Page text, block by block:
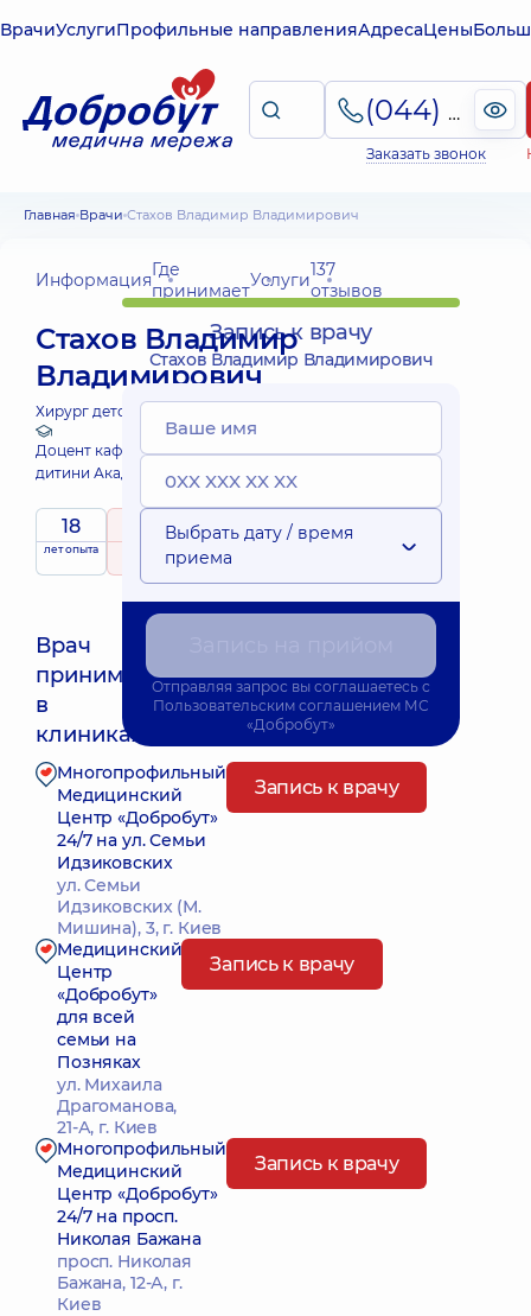
ВрачиУслугиПрофильные направленияАдресаЦены
(044) 495-2-888
Заказать звонок
Главная Врачи Стахов Владимир Владимирович
ИнформацияГде
принимаетУслуги137
отзывов
Стахов Владимир
Владимирович
Хирург детский;
Доцент кафедри здоров'я матері та
дитини Академії Добробут
18
лет опыта
5 / 5
137 отзывов
Врач
принимает
в
клиниках:
Ближайшее время приема: 10.08.2026 14:00
Многопрофильный
Медицинский
Центр «Добробут»
24/7 на ул. Семьи
Идзиковских
ул. Семьи
Идзиковских (М.
Мишина), 3, г. Киев
Запись к врачу
Медицинский
Центр
«Добробут»
для всей
семьи на
Позняках
ул. Михаила
Драгоманова,
21-А, г. Киев
Запись к врачу
Многопрофильный
Медицинский
Центр «Добробут»
24/7 на просп.
Николая Бажана
просп. Николая
Бажана, 12-А, г.
Киев
Запись к врачу
Запись к врачу
Стахов Владимир Владимирович
Выбрать дату / время
приема
Отправляя запрос вы соглашаетесь с
Пользовательским соглашением МС
«Добробут»